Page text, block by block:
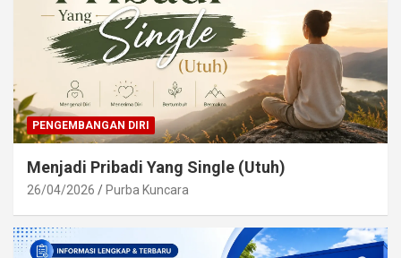
PENGEMBANGAN DIRI
Menjadi Pribadi Yang Single (Utuh)
26/04/2026 Purba Kuncara